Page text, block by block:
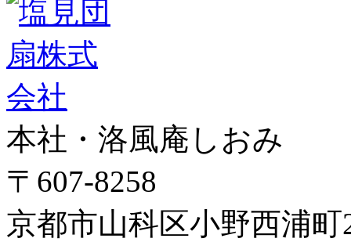
本社・洛風庵しおみ
〒607-8258
京都市山科区小野西浦町